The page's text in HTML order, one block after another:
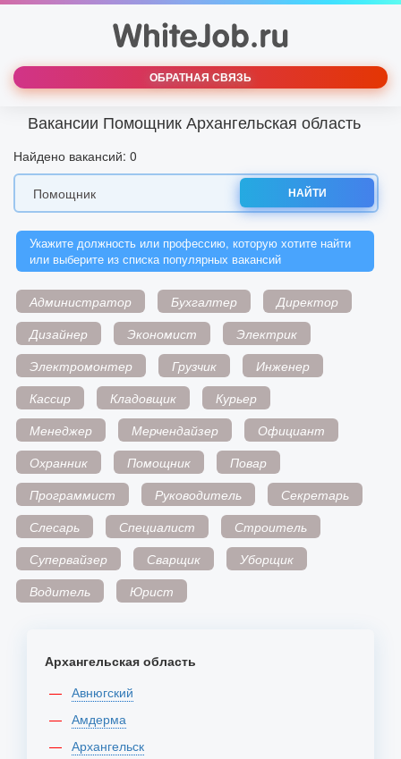
ОБРАТНАЯ СВЯЗЬ
Вакансии Помощник Архангельская область
Найдено вакансий: 0
НАЙТИ
Укажите должность или профессию, которую хотите найти
или выберите из списка популярных вакансий
Администратор Бухгалтер
Директор
Дизайнер
Экономист
Электрик
Электромонтер
Грузчик
Инженер
Кассир
Кладовщик
Курьер
Менеджер
Мерчендайзер
Официант
Охранник
Помощник
Повар
Программист
Руководитель
Секретарь
Слесарь
Специалист
Строитель
Супервайзер
Сварщик
Уборщик
Водитель
Юрист
Архангельская область
Авнюгский
Амдерма
Архангельск